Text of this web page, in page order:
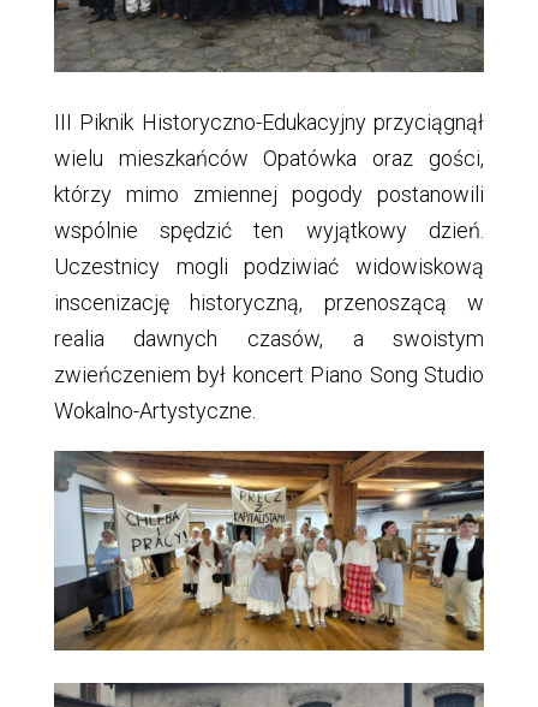
III Piknik Historyczno-Edukacyjny przyciągnął
wielu mieszkańców Opatówka oraz gości,
którzy mimo zmiennej pogody postanowili
wspólnie spędzić ten wyjątkowy dzień.
Uczestnicy mogli podziwiać widowiskową
inscenizację historyczną, przenoszącą w
realia dawnych czasów, a swoistym
zwieńczeniem był koncert Piano Song Studio
Wokalno-Artystyczne.